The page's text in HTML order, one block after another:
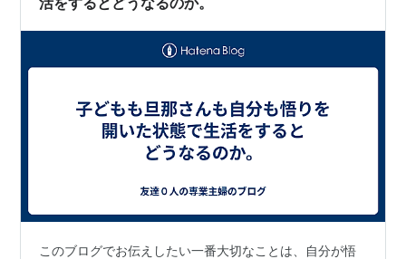
このブログでお伝えしたい一番大切なことは、自分が悟